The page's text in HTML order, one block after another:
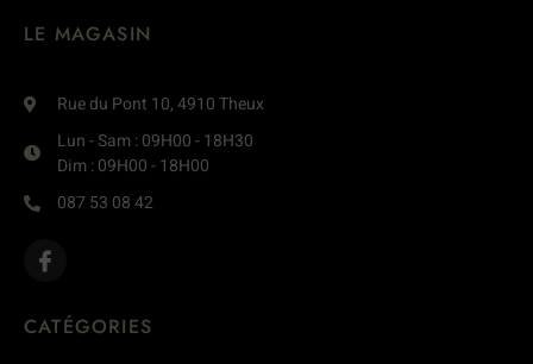
LE MAGASIN
Rue du Pont 10, 4910 Theux
Lun - Sam : 09H00 - 18H30
Dim : 09H00 - 18H00
087 53 08 42
CATÉGORIES